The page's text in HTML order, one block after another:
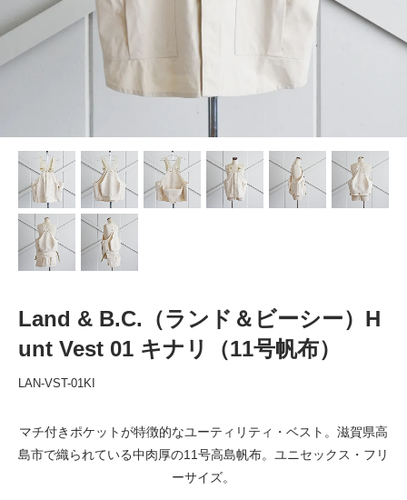
Land & B.C.（ランド＆ビーシー）H
unt Vest 01 キナリ（11号帆布）
LAN-VST-01KI
マチ付きポケットが特徴的なユーティリティ・ベスト。滋賀県高
島市で織られている中肉厚の11号高島帆布。ユニセックス・フリ
ーサイズ。